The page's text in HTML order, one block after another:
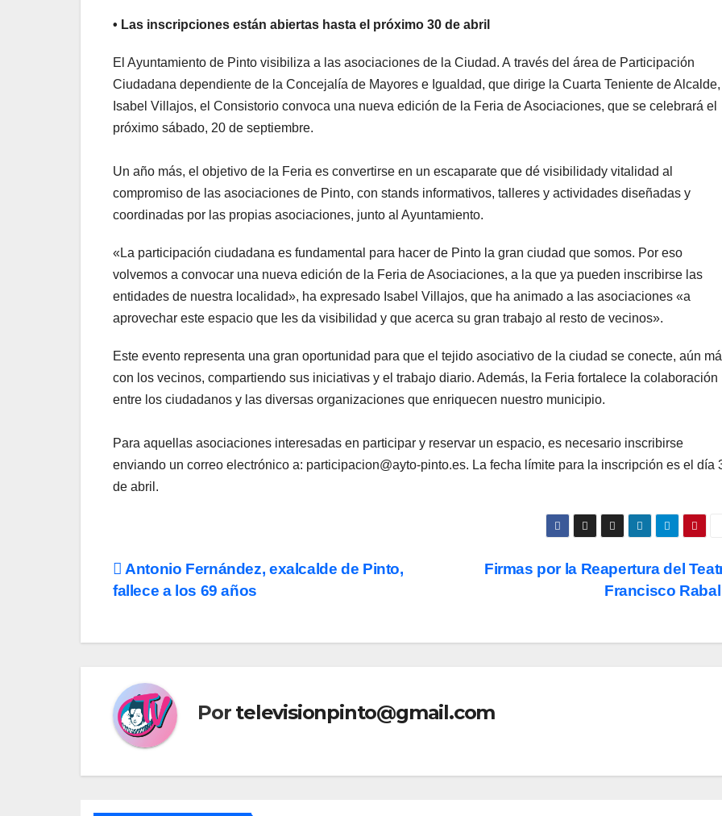
• Las inscripciones están abiertas hasta el próximo 30 de abril
El Ayuntamiento de Pinto visibiliza a las asociaciones de la Ciudad. A través del área de Participación
Ciudadana dependiente de la Concejalía de Mayores e Igualdad, que dirige la Cuarta Teniente de Alcalde,
Isabel Villajos, el Consistorio convoca una nueva edición de la Feria de Asociaciones, que se celebrará el
próximo sábado, 20 de septiembre.
Un año más, el objetivo de la Feria es convertirse en un escaparate que dé visibilidady vitalidad al
compromiso de las asociaciones de Pinto, con stands informativos, talleres y actividades diseñadas y
coordinadas por las propias asociaciones, junto al Ayuntamiento.
«La participación ciudadana es fundamental para hacer de Pinto la gran ciudad que somos. Por eso
volvemos a convocar una nueva edición de la Feria de Asociaciones, a la que ya pueden inscribirse las
entidades de nuestra localidad», ha expresado Isabel Villajos, que ha animado a las asociaciones «a
aprovechar este espacio que les da visibilidad y que acerca su gran trabajo al resto de vecinos».
Este evento representa una gran oportunidad para que el tejido asociativo de la ciudad se conecte, aún
con los vecinos, compartiendo sus iniciativas y el trabajo diario. Además, la Feria fortalece la colaboración
entre los ciudadanos y las diversas organizaciones que enriquecen nuestro municipio.
Para aquellas asociaciones interesadas en participar y reservar un espacio, es necesario inscribirse
enviando un correo electrónico a: participacion@ayto-pinto.es. La fecha límite para la inscripción es el día
de abril.
Navegación
entradas
Firmas por la Reapertura del
Francisco Rabal
Antonio Fernández, exalcalde de Pinto,
fallece a los 69 años
Por televisionpinto@gmail.com